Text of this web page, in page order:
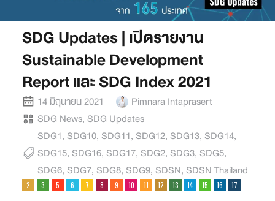
SDG Updates | เปิดรายงาน
Sustainable Development
Report และ SDG Index 2021
14 มิถุนายน 2021
Pimnara Intaprasert
SDG News, SDG Updates
SDG1, SDG10, SDG11, SDG12, SDG13, SDG14,
SDG15, SDG16, SDG17, SDG2, SDG3, SDG5,
SDG6, SDG7, SDG8, SDG9, SDSN, SDSN Thailand